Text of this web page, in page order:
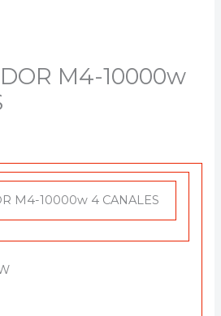
M4-10000w
M4-10000w 4 CANALES